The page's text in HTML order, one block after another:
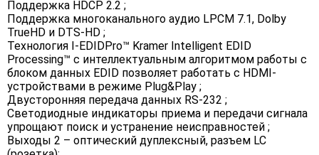
Поддержка HDCP 2.2 ;
Поддержка многоканального аудио LPCM 7.1, Dolby
TrueHD и DTS-HD ;
Технология I-EDIDPro™ Kramer Intelligent EDID
Processing™ с интеллектуальным алгоритмом работы с
блоком данных EDID позволяет работать с HDMI-
устройствами в режиме Plug&Play ;
Двусторонняя передача данных RS-232 ;
Светодиодные индикаторы приема и передачи сигнала
упрощают поиск и устранение неисправностей ;
Выходы 2 – оптический дуплексный, разъем LC